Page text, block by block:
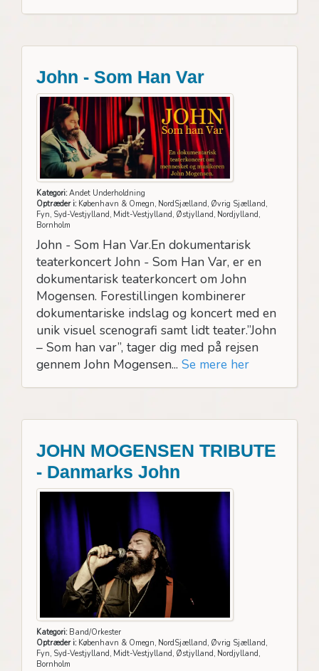
John - Som Han Var
Kategori:Andet Underholdning
Optræder i:København & Omegn, NordSjælland, Øvrig Sjælland,
Fyn, Syd-Vestjylland, Midt-Vestjylland, Østjylland, Nordjylland,
Bornholm
John - Som Han Var.En dokumentarisk
teaterkoncert John - Som Han Var, er en
dokumentarisk teaterkoncert om John
Mogensen. Forestillingen kombinerer
dokumentariske indslag og koncert med en
unik visuel scenografi samt lidt teater.”John
– Som han var”, tager dig med på rejsen
gennem John Mogensen... Se mere her
JOHN MOGENSEN TRIBUTE
- Danmarks John
Kategori:Band/Orkester
Optræder i:København & Omegn, NordSjælland, Øvrig Sjælland,
Fyn, Syd-Vestjylland, Midt-Vestjylland, Østjylland, Nordjylland,
Bornholm